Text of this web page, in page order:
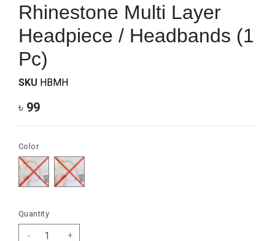
Rhinestone Multi Layer
Headpiece / Headbands (1
Pc)
SKU HBMH
৳ 99
Color
Quantity
- +